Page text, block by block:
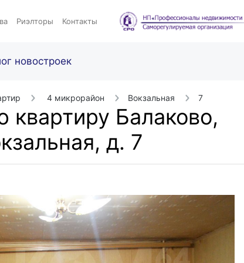
Риэлторы Контакты
новостроек
4 микрорайон Вокзальная 7
Балаково,
д. 7